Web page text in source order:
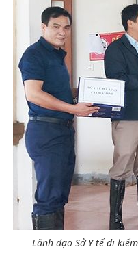
Lãnh đạo Sở Y tế đi